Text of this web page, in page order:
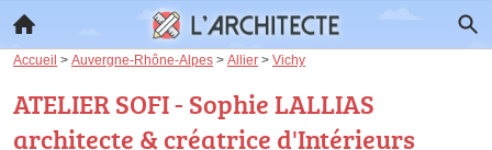
Accueil > Auvergne-Rhône-Alpes > Allier > Vichy
ATELIER SOFI - Sophie LALLIAS
architecte & créatrice d'Intérieurs